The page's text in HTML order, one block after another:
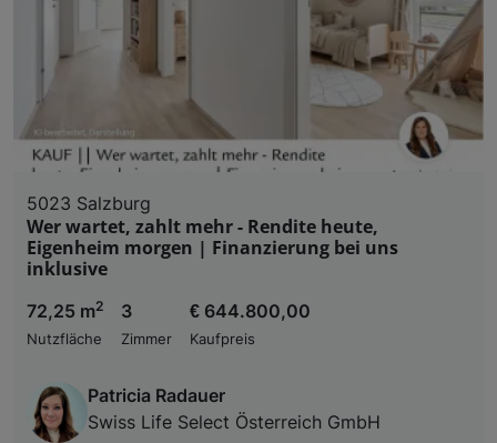
5023 Salzburg
Wer wartet, zahlt mehr - Rendite heute,
Eigenheim morgen | Finanzierung bei uns
inklusive
72,25 m2
Nutzfläche
3
Zimmer
€ 644.800,00
Kaufpreis
Patricia Radauer
Swiss Life Select Österreich GmbH